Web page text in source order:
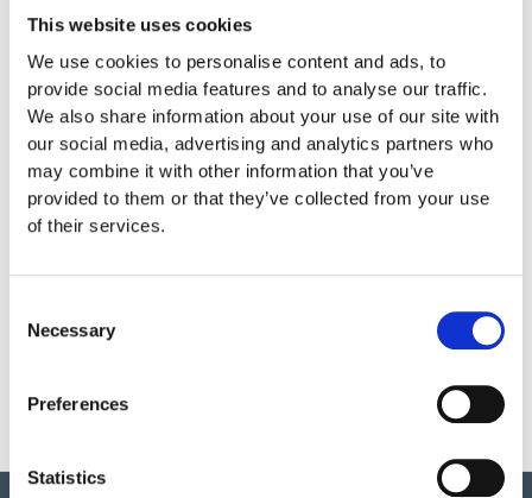
This website uses cookies
We use cookies to personalise content and ads, to
provide social media features and to analyse our traffic.
We also share information about your use of our site with
our social media, advertising and analytics partners who
may combine it with other information that you’ve
provided to them or that they’ve collected from your use
of their services.
Selection
Necessary
Preferences
Statistics
Specifikationer
Längd
Bredd
0,1 m
Garantivillkor
Produktens utseende kan avvika mot de bilder som visas